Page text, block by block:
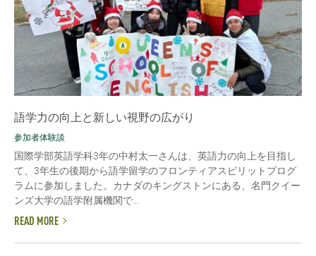
語学力の向上と新しい視野の広がり
参加者体験談
国際学部英語学科3年の中村太一さんは、英語力の向上を目指し
て、3年生の後期から語学留学のフロンティアスピリットプログ
ラムに参加しました。カナダのキングストンにある、名門クイー
ンズ大学の語学附属機関で...
READ MORE